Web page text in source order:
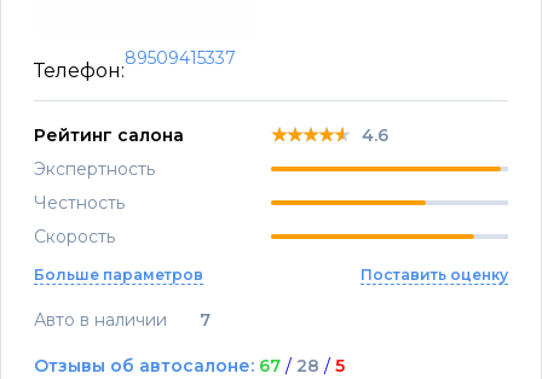
Телефон:
89509415337
Рейтинг салона ★★★★★
★★★★★
★★★★★ 4.6
Экспертность
Честность
Скорость
Больше параметров Поставить оценку
Авто в наличии 7
Отзывы об автосалоне: 67 / 28 / 5